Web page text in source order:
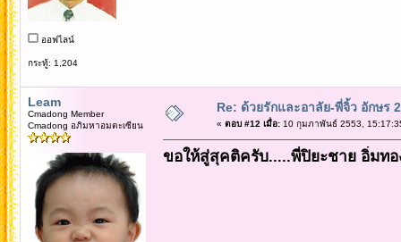
ออฟไลน์
กระทู้: 1,204
Leam
Cmadong Member
Cmadong อภิมหาอมตะเซียน
Re: ด้วยรักและอาลัย-พี่จิ้ว อักษร
« ตอบ #12 เมื่อ:10 กุมภาพันธ์ 2553,
ขอให้สู่สุคติครับ.....พี่ปิยะชาย อิ่มทอ